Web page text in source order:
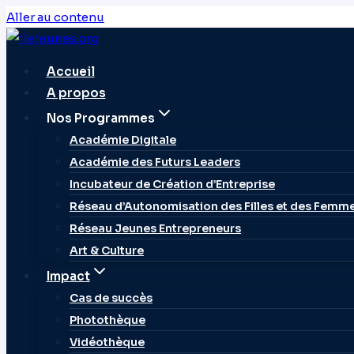
Aller au contenu
Accueil
A propos
Nos Programmes
Académie Digitale
Académie des Futurs Leaders
Incubateur de Création d’Entreprise
Réseau d’Autonomisation des Filles et des
Réseau Jeunes Entrepreneurs
Art & Culture
Impact
Cas de succès
Photothèque
Vidéothèque